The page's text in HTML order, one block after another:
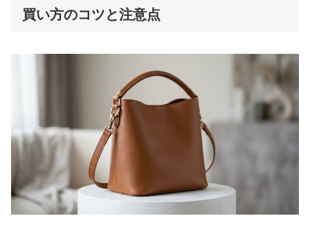
買い方のコツと注意点